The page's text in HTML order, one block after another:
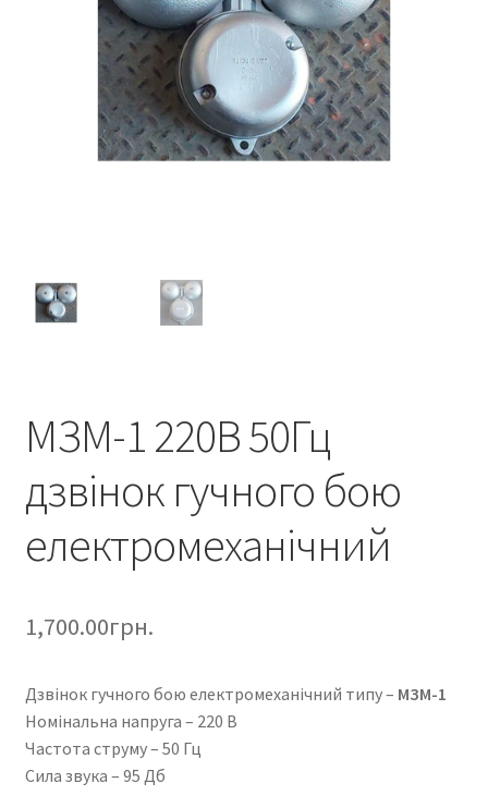
МЗМ-1 220В 50Гц
дзвінок гучного бою
електромеханічний
1,700.00грн.
Дзвінок гучного бою електромеханічний типу – МЗМ-1
Номінальна напруга – 220 В
Частота струму – 50 Гц
Сила звука – 95 Дб